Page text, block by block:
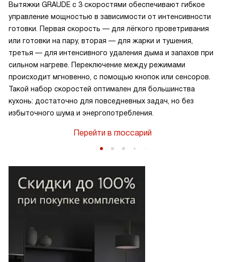
Вытяжки GRAUDE с 3 скоростями обеспечивают гибкое
управление мощностью в зависимости от интенсивности
готовки. Первая скорость — для лёгкого проветривания
или готовки на пару, вторая — для жарки и тушения,
третья — для интенсивного удаления дыма и запахов при
сильном нагреве. Переключение между режимами
происходит мгновенно, с помощью кнопок или сенсоров.
Такой набор скоростей оптимален для большинства
кухонь: достаточно для повседневных задач, но без
избыточного шума и энергопотребления.
Перейти в глоссарий